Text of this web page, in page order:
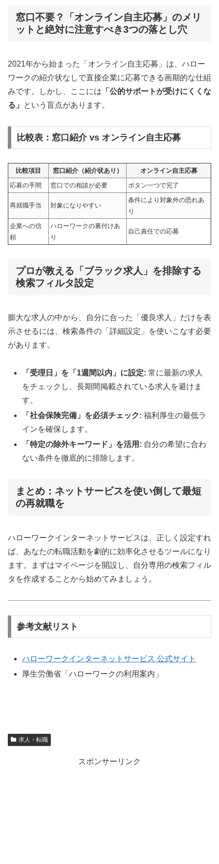
窓口不要？「オンライン自主応募」のメリ
ットと絶対に注意すべき3つの落とし穴
2021年から始まった「オンライン自主応募」は、ハロー
ワークの紹介状なしで直接企業に応募できる画期的な仕組
みです。しかし、ここには 「公的サポートが受けにくくな
る」
という盲点があります。
比較表：窓口紹介 vs オンライン自主応募
比較項目 窓口紹介（紹介状あり）
オンライン自主応募
応募の手間
窓口での相談が必要 ボタン一つで完了
再就職手当 対象になりやすい
条件により対象外の恐れあ
り
企業への信
頼
ハローワークの裏付けあ
り
自己責任での応募
プロが教える「ブラック求人」を排除する
検索フィルタ設定
膨大な求人の中から、自分に合った「優良求人」だけを表
示させるには、検索条件の「詳細設定」を使いこなす必要
があります。
「受理日」を「1週間以内」に設定: 常に最新の求人
をチェックし、長期間掲載されている求人を避けま
す。
「社会保険完備」を必須チェック: 福利厚生の最低ラ
インを確保します。
「特定の除外キーワード」を活用: 自分の希望に合わ
ない条件を徹底的に排除します。
まとめ：ネットサービスを使い倒して最短
の再就職を
ハローワークインターネットサービスは、正しく設定すれ
ば、あなたの転職活動を劇的に効率化させるツールになり
ます。まずはマイページを開設し、自分専用の検索フィル
タを作成することから始めてみましょう。
参考文献リスト
ハローワークインターネットサービス 公式サイト
厚生労働省「ハローワークの利用案内」
求人・転職
スポンサーリンク